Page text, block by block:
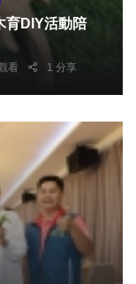
育DIY活動陪
看 1 分享